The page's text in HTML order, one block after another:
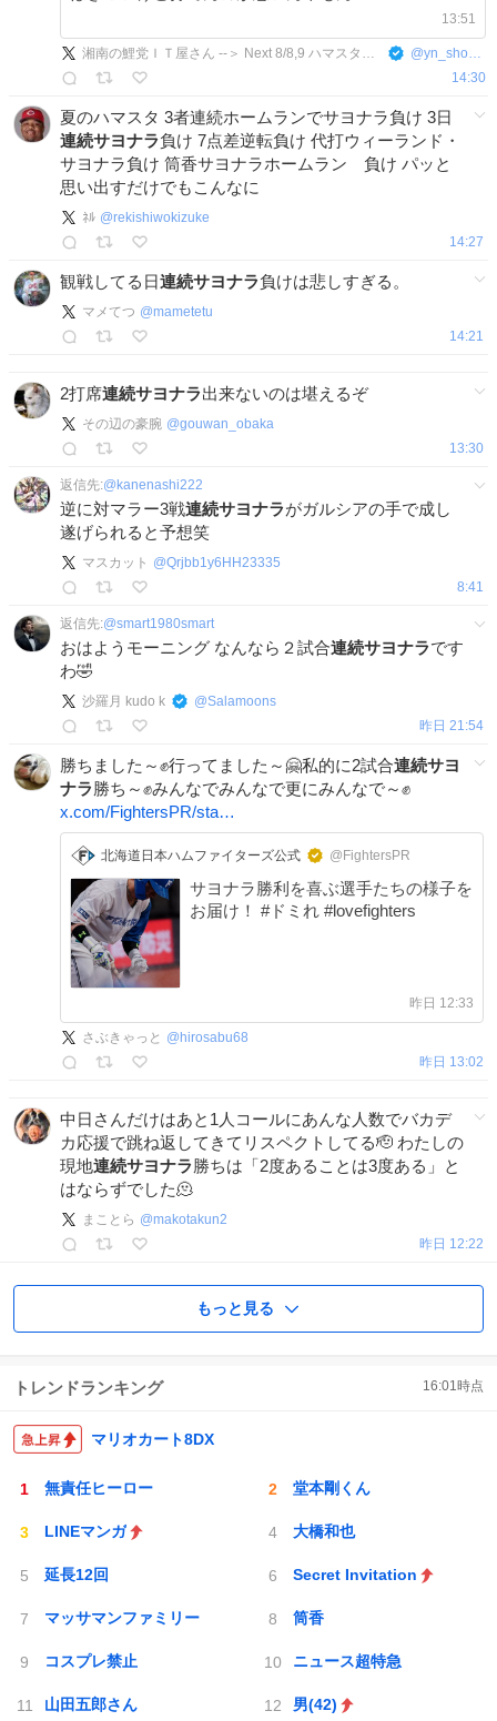
13:51
湘南の鯉党ＩＴ屋さん --＞ Next 8/8,9 ハマスタ、8/11,12 神宮 @yn_shonanIT
14:30
夏のハマスタ 3者連続ホームランでサヨナラ負け 3日
連続サヨナラ負け 7点差逆転負け 代打ウィーランド・
サヨナラ負け 筒香サヨナラホームラン 負け パッと
思い出すだけでもこんなに
ﾈﾙ @rekishiwokizuke
14:27
観戦してる日連続サヨナラ負けは悲しすぎる。
マメてつ @mametetu
14:21
2打席連続サヨナラ出来ないのは堪えるぞ
その辺の豪腕 @gouwan_obaka
13:30
返信先:@ kanenashi222
逆に対マラー3戦連続サヨナラがガルシアの手で成し
遂げられると予想笑
マスカット @Qrjbb1y6HH23335
8:41
返信先:@smart1980smart
おはようモーニング なんなら２試合連続サヨナラです
わ🤣
沙羅月 kudo k @Salamoons
昨日 21:54
勝ちました～✊行ってました～🤗私的に2試合連続サヨ
ナラ勝ち～✊みんなでみんなで更にみんなで～✊
x.com/FightersPR/sta…
北海道日本ハムファイターズ公式 @FightersPR
サヨナラ勝利を喜ぶ選手たちの様子を
お届け！ #ドミれ #lovefighters
昨日 12:33
さぶきゃっと @ hirosabu68
昨日 13:02
中日さんだけはあと1人コールにあんな人数でバカデ
カ応援で跳ね返してきてリスペクトしてる🫡 わたしの
現地連続サヨナラ勝ちは「2度あることは3度ある」と
はならずでした🫠
まことら @makotakun2
昨日 12:22
もっと見る
トレンドランキング 16:01時点
マリオカート8DX
無責任ヒーロー 堂本剛くん
LINEマンガ 大橋和也
延長12回 Secret Invitation
マッサマンファミリー 筒香
コスプレ禁止 ニュース超特急
山田五郎さん 男(42)